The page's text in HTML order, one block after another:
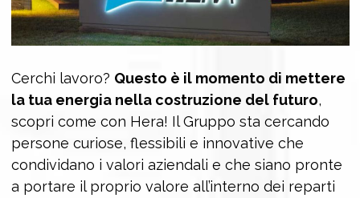
Cerchi lavoro? Questo è il momento di mettere
la tua energia nella costruzione del futuro,
scopri come con Hera! Il Gruppo sta cercando
persone curiose, flessibili e innovative che
condividano i valori aziendali e che siano pronte
a portare il proprio valore all’interno dei reparti